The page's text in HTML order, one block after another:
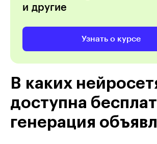
и другие
Узнать о курсе
В каких
доступна
генерация